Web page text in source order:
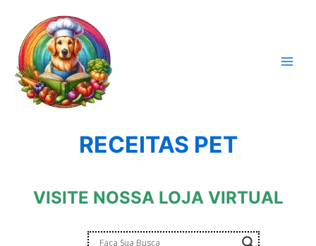
conteúdo
RECEITAS PET
VISITE NOSSA LOJA VIRTUAL